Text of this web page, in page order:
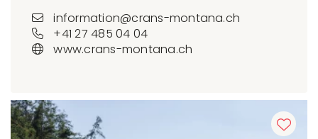
information@crans-montana.ch
+41 27 485 04 04
www.crans-montana.ch